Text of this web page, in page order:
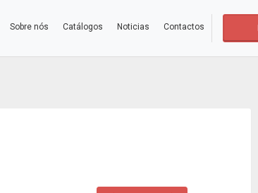
Sobre nós Catálogos Noticias Contactos